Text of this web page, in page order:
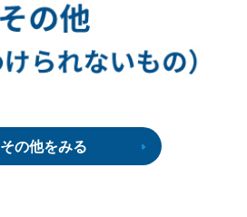
その他をみる